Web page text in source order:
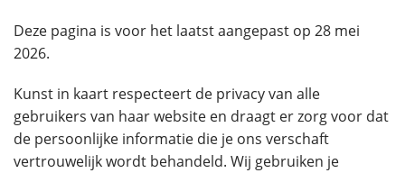
Deze pagina is voor het laatst aangepast op 28 mei
2026.
Kunst in kaart respecteert de privacy van alle
gebruikers van haar website en draagt er zorg voor dat
de persoonlijke informatie die je ons verschaft
vertrouwelijk wordt behandeld. Wij gebruiken je